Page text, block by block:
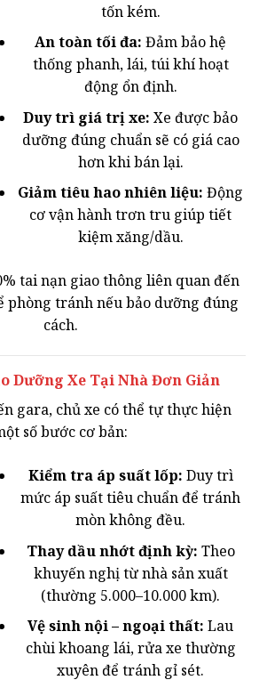
tốn kém.
An toàn tối đa: Đảm bảo hệ
thống phanh, lái, túi khí hoạt
động ổn định.
Duy trì giá trị xe: Xe được bảo
dưỡng đúng chuẩn sẽ có giá cao
hơn khi bán lại.
Giảm tiêu hao nhiên liệu: Động
cơ vận hành trơn tru giúp tiết
kiệm xăng/dầu.
tai nạn giao thông liên quan đến
phòng tránh nếu bảo dưỡng đúng
cách.
Dưỡng Xe Tại Nhà Đơn Giản
gara, chủ xe có thể tự thực hiện
số bước cơ bản:
Kiểm tra áp suất lốp: Duy trì
mức áp suất tiêu chuẩn để tránh
mòn không đều.
Thay dầu nhớt định kỳ: Theo
khuyến nghị từ nhà sản xuất
(thường 5.000–10.000 km).
Vệ sinh nội – ngoại thất: Lau
chùi khoang lái, rửa xe thường
xuyên để tránh gỉ sét.